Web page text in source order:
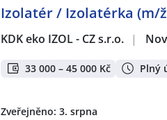
Izolatér / Izolatérka (m/
KDK eko IZOL - CZ s.r.o. |
33 000 – 45 000 Kč Plný
Zveřejněno: 3. srpna